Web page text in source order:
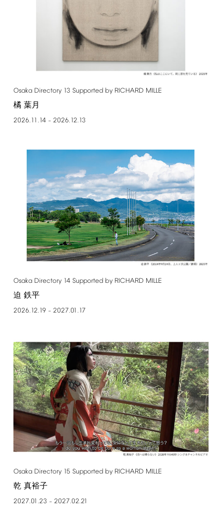
Osaka Directory 13 Supported by RICHARD MILLE
橘 葉月
2026.11.14– 2026.12.13
Osaka Directory 14 Supported by RICHARD MILLE
迫 鉄平
2026.12.19 – 2027.01.17
Osaka Directory 15 Supported by RICHARD MILLE
乾 真裕子
2027.01.23 – 2027.02.21